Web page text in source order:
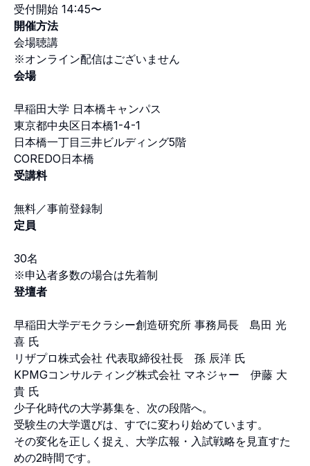
受付開始 14:45〜
開催方法
会場聴講
※オンライン配信はございません
会場
早稲田大学 日本橋キャンパス
東京都中央区日本橋1-4-1
日本橋一丁目三井ビルディング5階
COREDO日本橋
受講料
無料／事前登録制
定員
30名
※申込者多数の場合は先着制
登壇者
早稲田大学デモクラシー創造研究所 事務局長 島田 光
喜 氏
リザプロ株式会社 代表取締役社長 孫 辰洋 氏
KPMGコンサルティング株式会社 マネジャー 伊藤 大
貴 氏
少子化時代の大学募集を、次の段階へ。
受験生の大学選びは、すでに変わり始めています。
その変化を正しく捉え、大学広報・入試戦略を見直すた
めの2時間です。